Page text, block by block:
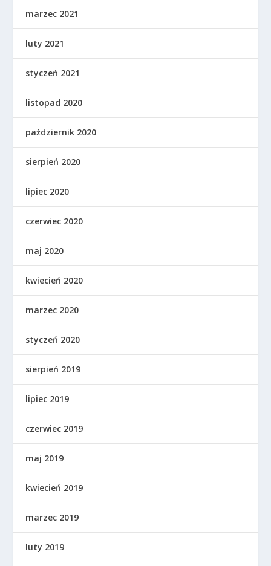
marzec 2021
luty 2021
styczeń 2021
listopad 2020
październik 2020
sierpień 2020
lipiec 2020
czerwiec 2020
maj 2020
kwiecień 2020
marzec 2020
styczeń 2020
sierpień 2019
lipiec 2019
czerwiec 2019
maj 2019
kwiecień 2019
marzec 2019
luty 2019